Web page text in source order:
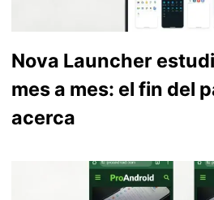
Nova Launcher
mes a mes: el fin del
acerca